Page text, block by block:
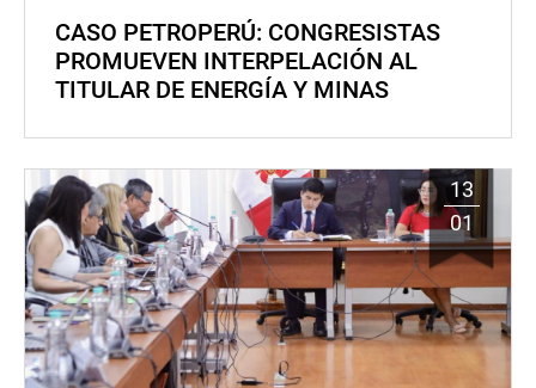
CASO PETROPERÚ: CONGRESISTAS
PROMUEVEN INTERPELACIÓN AL
TITULAR DE ENERGÍA Y MINAS
13
01